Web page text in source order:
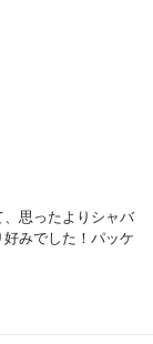
思ったよりシャバ
みでした！パッケ